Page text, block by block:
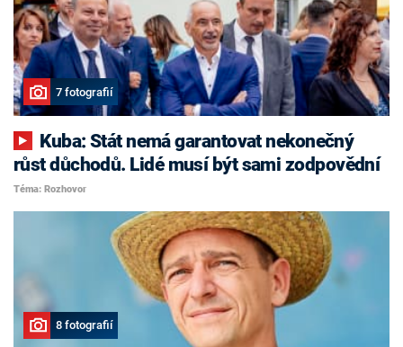
7 fotografií
růst důchodů. Lidé musí být sami zodpovědní
Téma: Rozhovor
8 fotografií